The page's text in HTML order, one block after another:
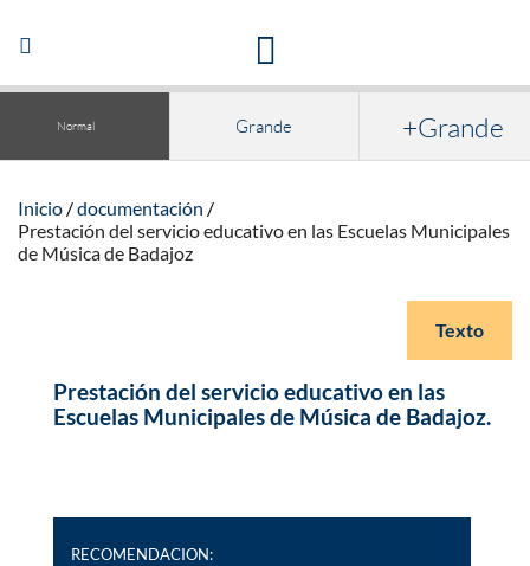
Abrir/Cerrar
navegación
Normal Grande +Grande
Inicio
documentación
Prestación del servicio educativo en las Escuelas Municipales
de Música de Badajoz
Texto
Prestación del servicio educativo en las
Escuelas Municipales de Música de Badajoz.
RECOMENDACION: